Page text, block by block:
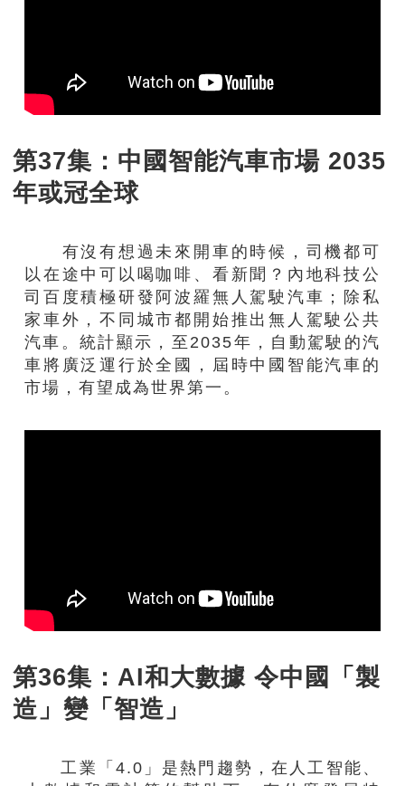
第37集：中國智能汽車市場 2035
年或冠全球
有沒有想過未來開車的時候，司機都可
以在途中可以喝咖啡、看新聞？內地科技公
司百度積極研發阿波羅無人駕駛汽車；除私
家車外，不同城市都開始推出無人駕駛公共
汽車。統計顯示，至2035年，自動駕駛的汽
車將廣泛運行於全國，屆時中國智能汽車的
市場，有望成為世界第一。
第36集：AI和大數據 令中國「製
造」變「智造」
工業「4.0」是熱門趨勢，在人工智能、